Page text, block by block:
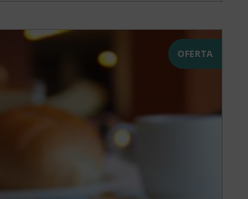
OFERTA